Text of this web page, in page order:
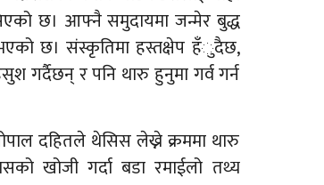
छ। आफ्नै समुदायमा जन्मेर बुद्ध
छ। संस्कृतिमा हस्तक्षेप हँुदैछ,
गर्दैछन् र पनि थारु हुनुमा गर्व गर्न
दहितले थेसिस लेख्ने क्रममा थारु
खोजी गर्दा बडा रमाईलो तथ्य